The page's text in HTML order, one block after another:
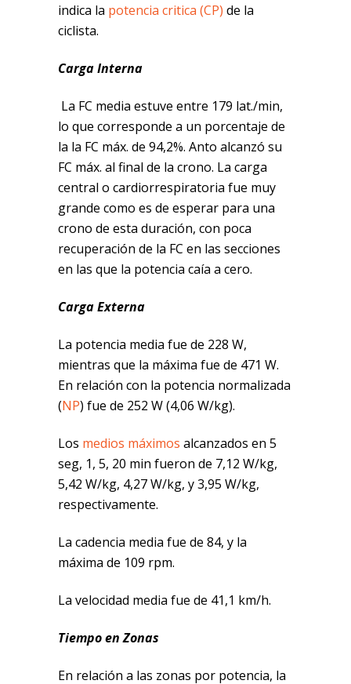
indica la potencia critica (CP) de la
ciclista.
Carga Interna
La FC media estuve entre 179 lat./min,
lo que corresponde a un porcentaje de
la la FC máx. de 94,2%. Anto alcanzó su
FC máx. al final de la crono. La carga
central o cardiorrespiratoria fue muy
grande como es de esperar para una
crono de esta duración, con poca
recuperación de la FC en las secciones
en las que la potencia caía a cero.
Carga Externa
La potencia media fue de 228 W,
mientras que la máxima fue de 471 W.
En relación con la potencia normalizada
(NP) fue de 252 W (4,06 W/kg).
Los medios máximos alcanzados en 5
seg, 1, 5, 20 min fueron de 7,12 W/kg,
5,42 W/kg, 4,27 W/kg, y 3,95 W/kg,
respectivamente.
La cadencia media fue de 84, y la
máxima de 109 rpm.
La velocidad media fue de 41,1 km/h.
Tiempo en Zonas
En relación a las zonas por potencia, la